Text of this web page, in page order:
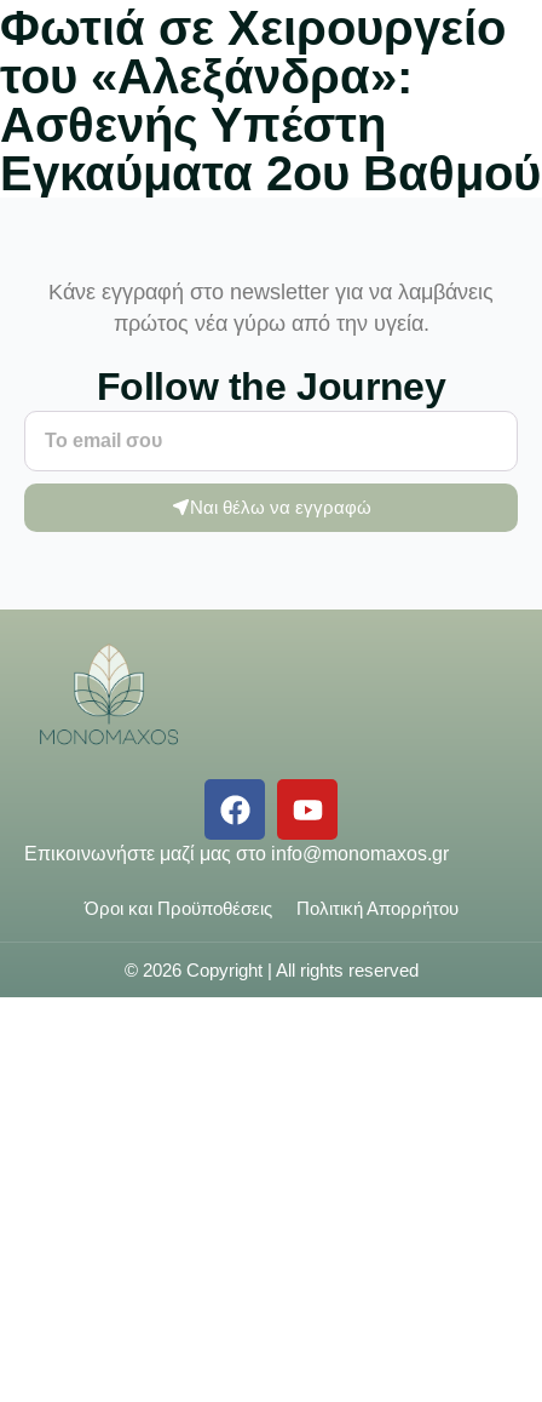
Φωτιά σε Χειρουργείο
του «Αλεξάνδρα»:
Ασθενής Υπέστη
Εγκαύματα 2ου Βαθμού
Κάνε εγγραφή στο newsletter για να λαμβάνεις
πρώτος νέα γύρω από την υγεία.
Follow the Journey
Ναι θέλω να εγγραφώ
Επικοινωνήστε μαζί μας στο info@monomaxos.gr
Όροι και Προϋποθέσεις Πολιτική Απορρήτου
© 2026 Copyright | All rights reserved